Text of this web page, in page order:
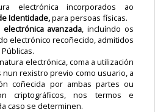
electrónica incorporados ao
Identidade,para persoas físicas.
avanzada, incluíndo os
electrónico recoñecido, admitidos
electrónica, coma a utilización
nun rexistro previo como usuario, a
coñecida por ambas partes ou
criptográficos, nos termos e
caso se determinen.